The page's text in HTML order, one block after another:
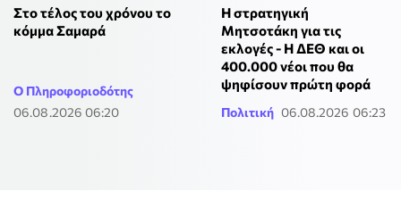
Στο τέλος του χρόνου το
κόμμα Σαμαρά
Ο Πληροφοριοδότης
06.08.2026 06:20
Η στρατηγική
Μητσοτάκη για τις
εκλογές - Η ΔΕΘ και οι
400.000 νέοι που θα
ψηφίσουν πρώτη φορά
Πολιτική 06.08.2026 06:23